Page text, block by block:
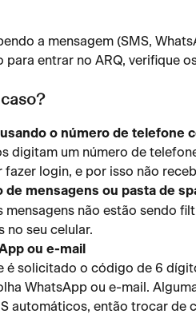
a mensagem (SMS,
para entrar no ARQ, verifique
o número de telefone
digitam um número de
fazer login, e por isso não
de mensagens ou pasta de
mensagens não estão sendo
no seu celular.
ou e-mail
é solicitado o código de 6
WhatsApp ou e-mail.
automáticos, então trocar de